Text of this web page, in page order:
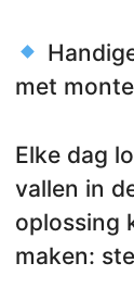
met
Elke dag
vallen in
oplossing
maken: